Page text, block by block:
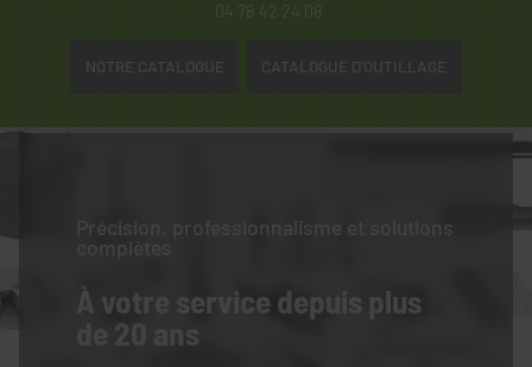
04 78 42 24 08
NOTRE CATALOGUE CATALOGUE D'OUTILLAGE
Précision, professionnalisme et solutions
complètes
À votre service depuis plus
de 20 ans